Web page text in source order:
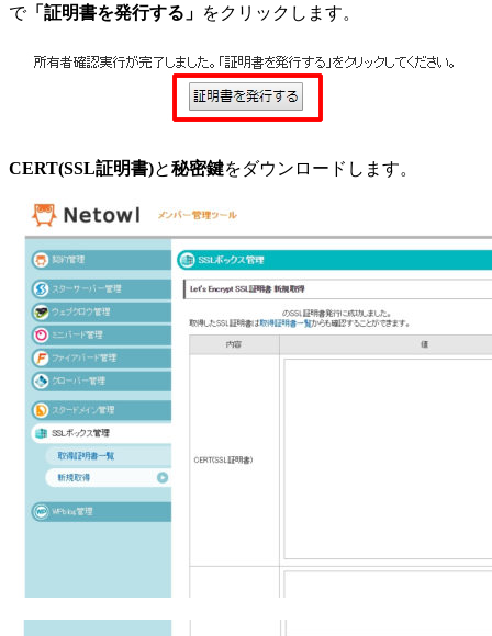
で「証明書を発行する」 をクリックします。
CERT(SSL証明書)と秘密鍵をダウンロードします。